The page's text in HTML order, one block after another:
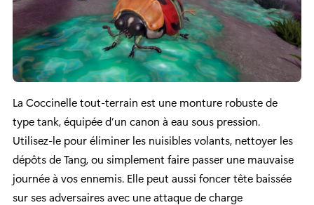
La Coccinelle tout-terrain est une monture robuste de
type tank, équipée d’un canon à eau sous pression.
Utilisez-le pour éliminer les nuisibles volants, nettoyer les
dépôts de Tang, ou simplement faire passer une mauvaise
journée à vos ennemis. Elle peut aussi foncer tête baissée
sur ses adversaires avec une attaque de charge